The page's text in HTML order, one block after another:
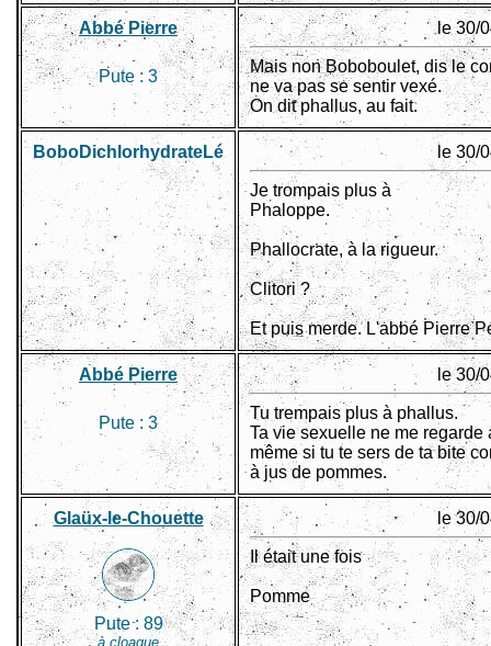
Abbé Pierre
Pute : 3
le 30/
Mais non Boboboulet, dis le
ne va pas se sentir vexé.
On dit phallus, au fait.
BoboDichlorhydrateLé le 30/
Je trompais plus à
Phaloppe.
Phallocrate, à la rigueur.
Clitori ?
Et puis merde. L'abbé Pierre
Abbé Pierre
Pute : 3
le 30/
Tu trempais plus à phallus.
Ta vie sexuelle ne me regarde
même si tu te sers de ta bite
à jus de pommes.
Glaüx-le-Chouette
Pute : 89
à cloaque
le 30/
Il était une fois
Pomme